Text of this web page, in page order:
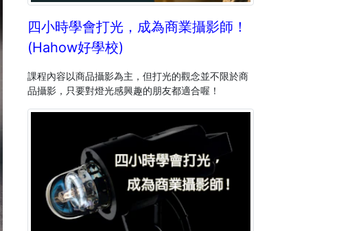
四小時學會打光，成為商業攝影師！
(Hahow好學校)
課程內容以商品攝影為主，但打光的觀念並不限於商
品攝影，只要對燈光感興趣的朋友都適合喔！